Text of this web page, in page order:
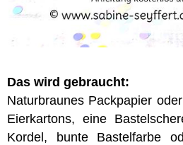
Das wird gebraucht:
Naturbraunes Packpapier
Eierkartons, eine
Kordel, bunte Bastelfarbe